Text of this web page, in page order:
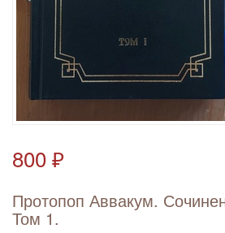
800 ₽
Протопоп Аввакум.
Том 1.